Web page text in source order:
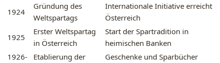
1924
Gründung des
Weltspartags
Internationale Initiative erreicht
Österreich
1925
Erster Weltspartag
in Österreich
Start der Spartradition in
heimischen Banken
1926-
Etablierung der
Geschenke und Sparbücher